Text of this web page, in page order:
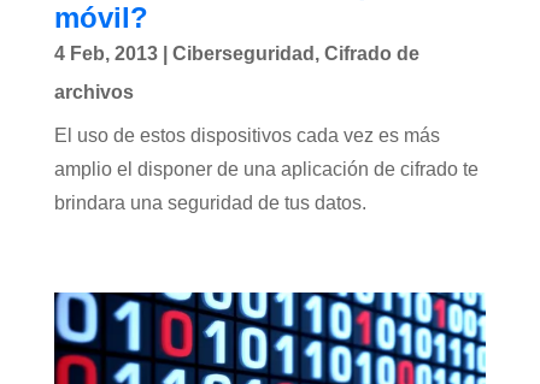
móvil?
4 Feb, 2013| Ciberseguridad , Cifrado de
archivos
El uso de estos dispositivos cada vez es más
amplio el disponer de una aplicación de cifrado te
brindara una seguridad de tus datos.